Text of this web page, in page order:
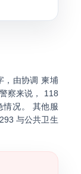
，由协调 柬埔
察来说， 118
情况。 其他服
与公共卫生